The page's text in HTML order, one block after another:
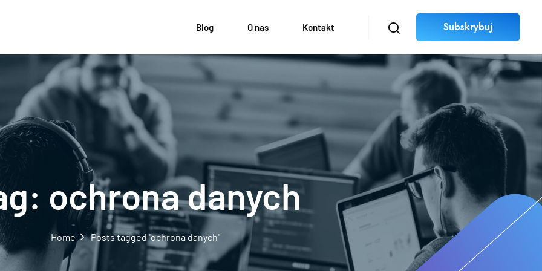
Blog O nas Kontakt Subskrybuj
ochrona danych
Home Posts tagged "ochrona danych"